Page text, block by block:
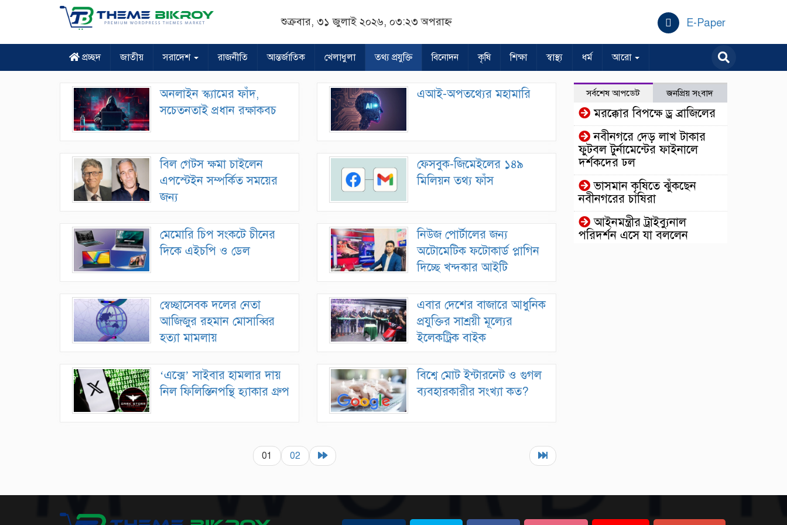
শুক্রবার, ৩১ জুলাই ২০২৬, ০৩:২৩ অপরাহ্ন E-Paper
প্রচ্ছদ জাতীয় সরাদেশ রাজনীতি আন্তর্জাতিক খেলাধুলা তথ্য প্রযুক্তি বিনোদন কৃষি শিক্ষা স্বাস্থ্য ধর্ম আরো
অনলাইন স্ক্যামের ফাঁদ,
সচেতনতাই প্রধান রক্ষাকবচ
এআই-অপতথ্যের মহামারি
বিল গেটস ক্ষমা চাইলেন
এপস্টেইন সম্পর্কিত সময়ের
জন্য
ফেসবুক-জিমেইলের ১৪৯
মিলিয়ন তথ্য ফাঁস
মেমোরি চিপ সংকটে চীনের
দিকে এইচপি ও ডেল
নিউজ পোর্টালের জন্য
অটোমেটিক ফটোকার্ড প্লাগিন
দিচ্ছে খন্দকার আইটি
স্বেচ্ছাসেবক দলের নেতা
আজিজুর রহমান মোসাব্বির
হত্যা মামলায়
এবার দেশের বাজারে আধুনিক
প্রযুক্তির সাশ্রয়ী মূল্যের
ইলেকট্রিক বাইক
‘এক্সে’ সাইবার হামলার দায়
নিল ফিলিস্তিনপন্থি হ্যাকার গ্রুপ
বিশ্বে মোট ইন্টারনেট ও গুগল
ব্যবহারকারীর সংখ্যা কত?
01 02
সর্বশেষ আপডেট জনপ্রিয় সংবাদ
মরক্কোর বিপক্ষে ড্র ব্রাজিলের
নবীনগরে দেড় লাখ টাকার
ফুটবল টুর্নামেন্টের ফাইনালে
দর্শকদের ঢল
ভাসমান কৃষিতে ঝুঁকছেন
নবীনগরের চাষিরা
আইনমন্ত্রীর ট্রাইব্যুনাল
পরিদর্শন এসে যা বললেন